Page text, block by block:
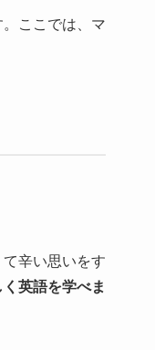
ここでは、マ
辛い思いをす
英語を学べま